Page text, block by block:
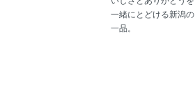
一緒にとどける新潟の
一品。